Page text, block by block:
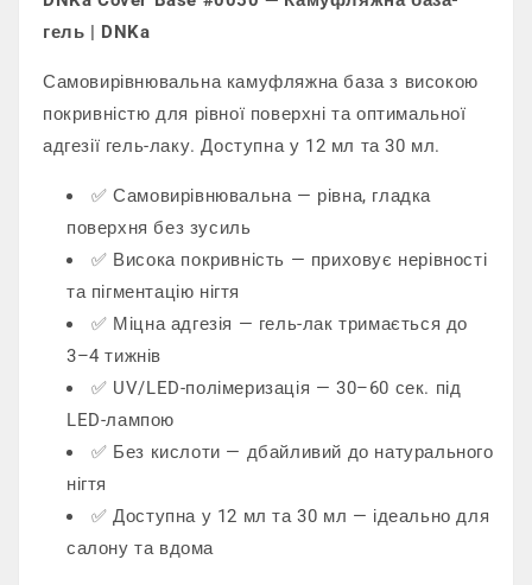
гель | DNKa
Самовирівнювальна камуфляжна база з високою
покривністю для рівної поверхні та оптимальної
адгезії гель-лаку. Доступна у 12 мл та 30 мл.
✅ Самовирівнювальна — рівна, гладка
поверхня без зусиль
✅ Висока покривність — приховує нерівності
та пігментацію нігтя
✅ Міцна адгезія — гель-лак тримається до
3–4 тижнів
✅ UV/LED-полімеризація — 30–60 сек. під
LED-лампою
✅ Без кислоти — дбайливий до натурального
нігтя
✅ Доступна у 12 мл та 30 мл — ідеально для
салону та вдома